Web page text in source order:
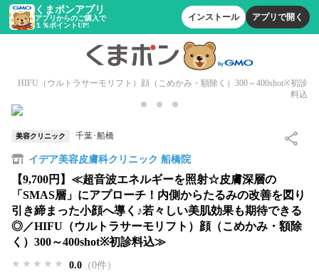
くまポンアプリ
アプリからのご購入で
１％ポイントUP!
インストール アプリで開く
HIFU（ウルトラサーモリフト）顔（こめかみ・額除く）300～400shot※初診
料込
美容クリニック 千葉･船橋
イデア美容皮膚科クリニック 船橋院
【9,700円】≪超音波エネルギーを照射☆皮膚深層の
「SMAS層」にアプローチ！内側からたるみの改善を図り
引き締まった小顔へ導く♪若々しい美肌効果も期待できる
◎／HIFU（ウルトラサーモリフト）顔（こめかみ・額除
く）300～400shot※初診料込≫
★★★★★
★★★★★
★★★★★ 0.0 （0件）